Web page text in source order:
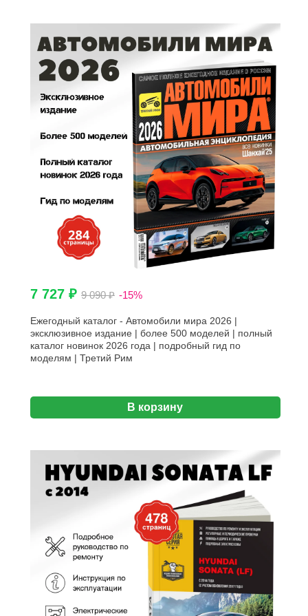
7 727 ₽ 9 090 ₽ -15%
Ежегодный каталог - Автомобили мира 2026 |
эксклюзивное издание | более 500 моделей | полный
каталог новинок 2026 года | подробный гид по
моделям | Третий Рим
В корзину